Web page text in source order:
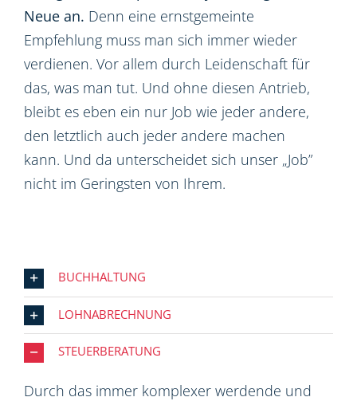
Neue an. Denn eine ernstgemeinte
Empfehlung muss man sich immer wieder
verdienen. Vor allem durch Leidenschaft für
das, was man tut. Und ohne diesen Antrieb,
bleibt es eben ein nur Job wie jeder andere,
den letztlich auch jeder andere machen
kann. Und da unterscheidet sich unser „Job”
nicht im Geringsten von Ihrem.
BUCHHALTUNG
LOHNABRECHNUNG
STEUERBERATUNG
Durch das immer komplexer werdende und